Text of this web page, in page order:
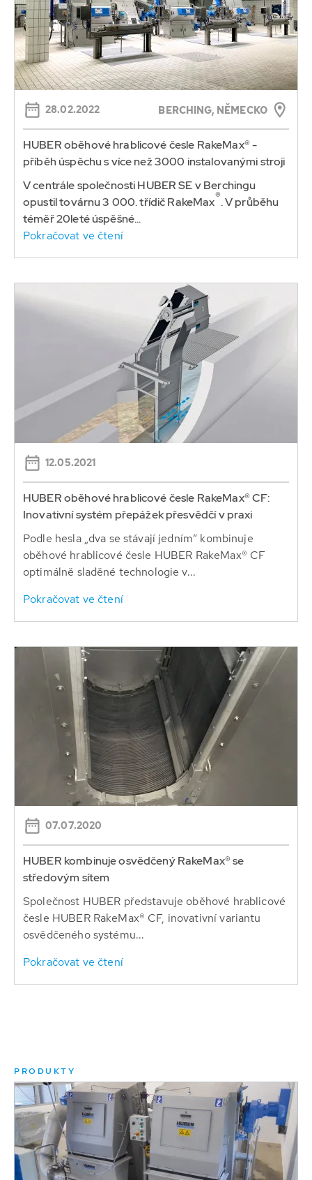
28.02.2022 BERCHING, NĚMECKO
HUBER oběhové hrablicové česle RakeMax® -
příběh úspěchu s více než 3000 instalovanými stroji
V centrále společnosti HUBER SE v Berchingu
opustil továrnu 3 000. třídič RakeMax®. V průběhu
téměř 20leté úspěšné...
Pokračovat ve čtení
12.05.2021
HUBER oběhové hrablicové česle RakeMax® CF:
Inovativní systém přepážek přesvědčí v praxi
Podle hesla „dva se stávají jedním“ kombinuje
oběhové hrablicové česle HUBER RakeMax® CF
optimálně sladěné technologie v...
Pokračovat ve čtení
07.07.2020
HUBER kombinuje osvědčený RakeMax® se
středovým sítem
Společnost HUBER představuje oběhové hrablicové
česle HUBER RakeMax® CF, inovativní variantu
osvědčeného systému...
Pokračovat ve čtení
PRODUKTY